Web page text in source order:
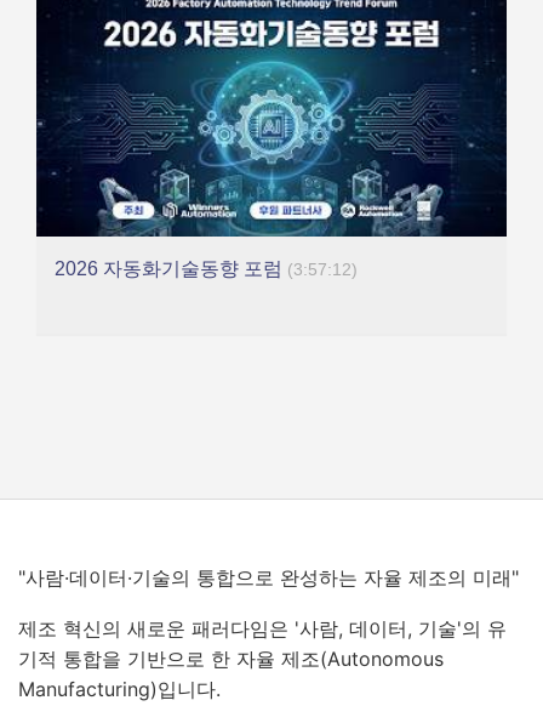
2026 자동화기술동향 포럼 (3:57:12)
"사람·데이터·기술의 통합으로 완성하는 자율 제조의 미래"
제조 혁신의 새로운 패러다임은 '사람, 데이터, 기술'의 유
기적 통합을 기반으로 한 자율 제조(Autonomous
Manufacturing)입니다.